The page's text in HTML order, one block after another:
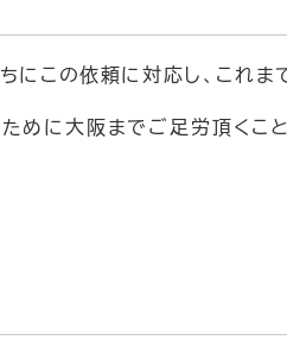
にこの依頼に対応し、これま
めに大阪までご足労頂くこ